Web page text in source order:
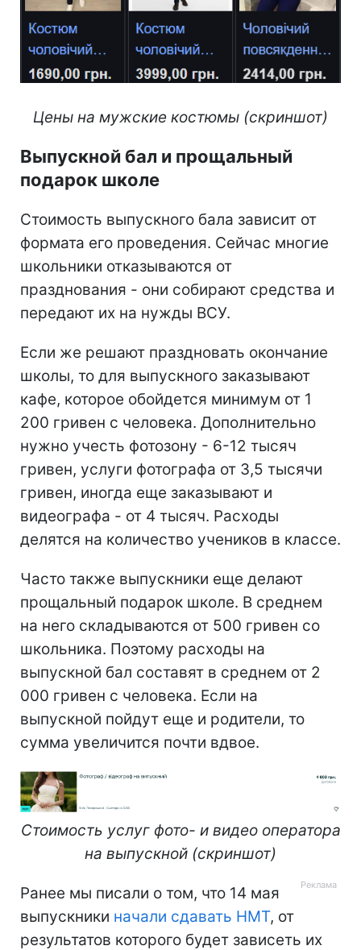
Цены на мужские костюмы (скриншот)
Выпускной бал и прощальный
подарок школе
Стоимость выпускного бала зависит от
формата его проведения. Сейчас многие
школьники отказываются от
празднования - они собирают средства и
передают их на нужды ВСУ.
Если же решают праздновать окончание
школы, то для выпускного заказывают
кафе, которое обойдется минимум от 1
200 гривен с человека. Дополнительно
нужно учесть фотозону - 6-12 тысяч
гривен, услуги фотографа от 3,5 тысячи
гривен, иногда еще заказывают и
видеографа - от 4 тысяч. Расходы
делятся на количество учеников в классе.
Часто также выпускники еще делают
прощальный подарок школе. В среднем
на него складываются от 500 гривен со
школьника. Поэтому расходы на
выпускной бал составят в среднем от 2
000 гривен с человека. Если на
выпускной пойдут еще и родители, то
сумма увеличится почти вдвое.
Стоимость услуг фото- и видео оператора
на выпускной (скриншот)
Ранее мы писали о том, что 14 мая
выпускники начали сдавать НМТ, от
результатов которого будет зависеть их